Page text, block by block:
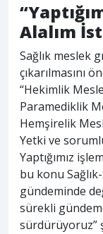
Alalım
Sağlık meslek
çıkarılmasını
“Hekimlik
Paramediklik
Hemşirelik
Yetki ve
Yaptığımız
bu konu
gündeminde
sürekli
sürdürüyoruz”